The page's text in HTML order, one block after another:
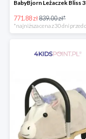
771.88 zł839.00 zł*